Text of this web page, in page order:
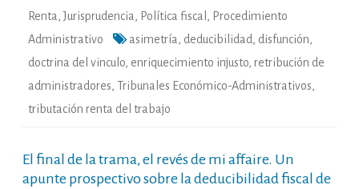
Renta ,Jurisprudencia , Política fiscal , Procedimiento
Administrativo
asimetría , deducibilidad , disfunción,
doctrina del vinculo, enriquecimiento injusto, retribución de
administradores, Tribunales Económico-Administrativos,
tributación renta del trabajo
El final de la trama, el revés de mi affaire. Un
apunte prospectivo sobre la deducibilidad fiscal de